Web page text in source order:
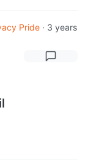
Pride · 3 years